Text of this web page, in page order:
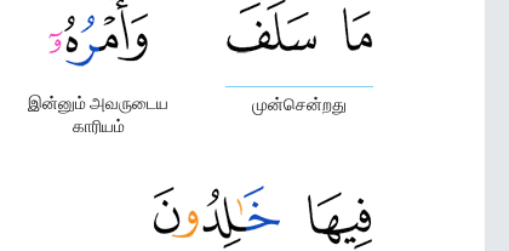
முன்சென்றது
இன்னும் அவருடைய
காரியம்